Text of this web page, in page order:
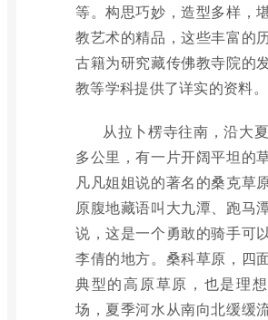
等。构思巧妙，造型多样，
教艺术的精品，这些丰富的
古籍为研究藏传佛教寺院的
教等学科提供了详实的资料。
从拉卜楞寺往南，沿大
多公里，有一片开阔平坦的
凡凡姐姐说的著名的桑克草
原腹地藏语叫大九潭、跑马
说，这是一个勇敢的骑手可
李倩的地方。桑科草原，四
典型的高原草原，也是理
场，夏季河水从南向北缓缓